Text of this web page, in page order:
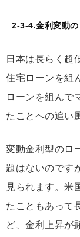
2-3-4.金利変動の
日本は長らく超
住宅ローンを組
ローンを組んで
たことへの追い
変動金利型のロ
題はないのです
見られます。米
たこともあって
ど、金利上昇が